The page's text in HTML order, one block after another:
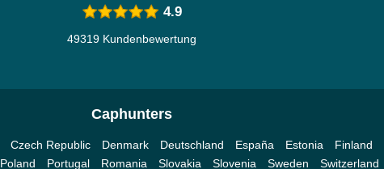
4.9
49319 Kundenbewertung
Caphunters
Czech Republic Denmark Deutschland España Estonia Finland
Poland Portugal Romania Slovakia Slovenia Sweden Switzerland